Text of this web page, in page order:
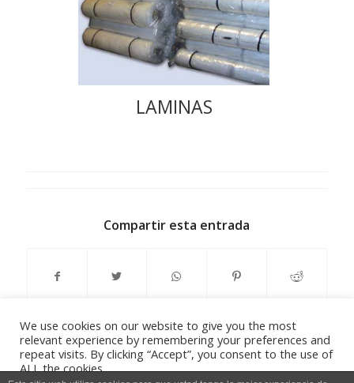
LAMINAS
Compartir esta entrada
We use cookies on our website to give you the most
relevant experience by remembering your preferences and
repeat visits. By clicking “Accept”, you consent to the use of
ALL the cookies.